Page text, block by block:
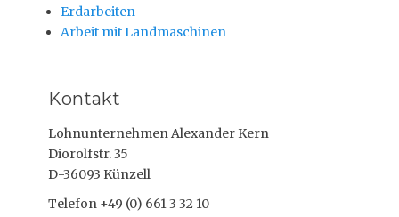
Erdarbeiten
Arbeit mit Landmaschinen
Kontakt
Lohnunternehmen Alexander Kern
Diorolfstr. 35
D-36093 Künzell
Telefon +49 (0) 661 3 32 10